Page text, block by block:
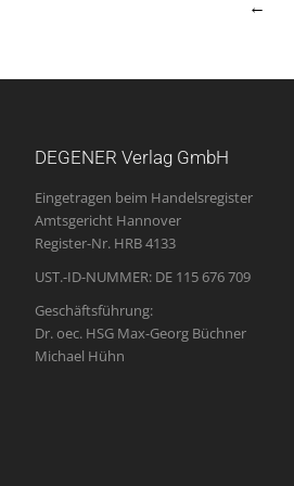
←
DEGENER Verlag GmbH
Eingetragen beim Handelsregister
Amtsgericht Hannover
Register-Nr. HRB 4133
UST.-ID-NUMMER: DE 115 676 709
Geschäftsführung:
Dr. oec. HSG Max-Georg Büchner
Michael Hühn